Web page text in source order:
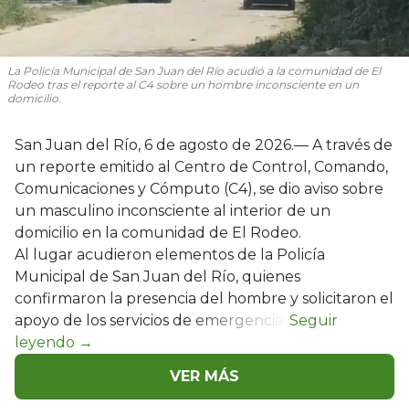
La Policía Municipal de San Juan del Río acudió a la comunidad de El
Rodeo tras el reporte al C4 sobre un hombre inconsciente en un
domicilio.
San Juan del Río, 6 de agosto de 2026.— A través de
un reporte emitido al Centro de Control, Comando,
Comunicaciones y Cómputo (C4), se dio aviso sobre
un masculino inconsciente al interior de un
domicilio en la comunidad de El Rodeo.
Al lugar acudieron elementos de la Policía
Municipal de San Juan del Río, quienes
confirmaron la presencia del hombre y solicitaron el
apoyo de los servicios de emergencia.
VER MÁS